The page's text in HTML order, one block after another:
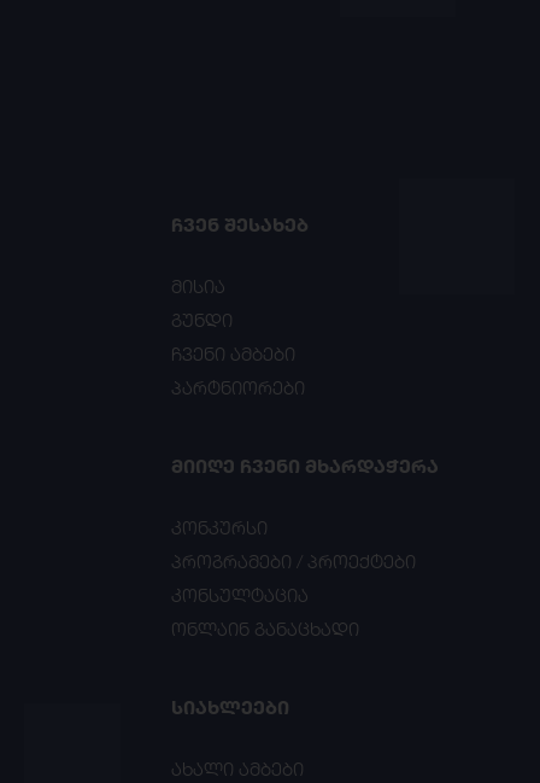
ᲩᲕᲔᲜ ᲨᲔᲡᲐᲮᲔᲑ
მისია
გუნდი
ჩვენი ამბები
პარტნიორები
ᲛᲘᲘᲦᲔ ᲩᲕᲔᲜᲘ ᲛᲮᲐᲠᲓᲐᲭᲔᲠᲐ
კონკურსი
პროგრამები / პროექტები
კონსულტაცია
ონლაინ განაცხადი
ᲡᲘᲐᲮᲚᲔᲔᲑᲘ
ახალი ამბები